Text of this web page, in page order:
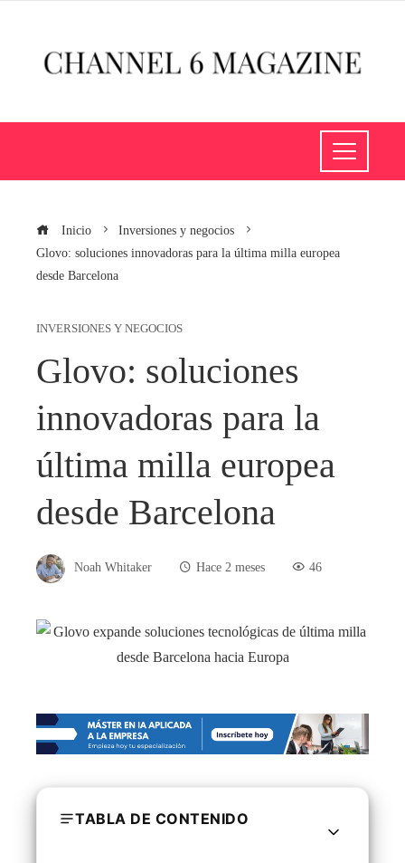
Inicio
Inversiones y negocios
Glovo: soluciones innovadoras para la última milla europea
desde Barcelona
INVERSIONES Y NEGOCIOS
Glovo: soluciones
innovadoras para la
última milla europea
desde Barcelona
Noah Whitaker Hace 2 meses 46
TABLA DE CONTENIDO